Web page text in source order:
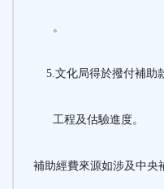
。
5.文化局得於撥付補助款
工程及估驗進度。
補助經費來源如涉及中央